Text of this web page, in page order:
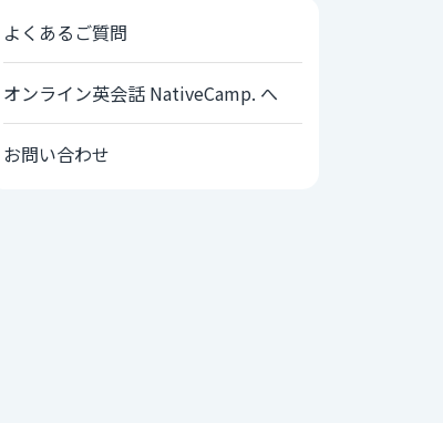
よくあるご質問
オンライン英会話 NativeCamp. へ
お問い合わせ